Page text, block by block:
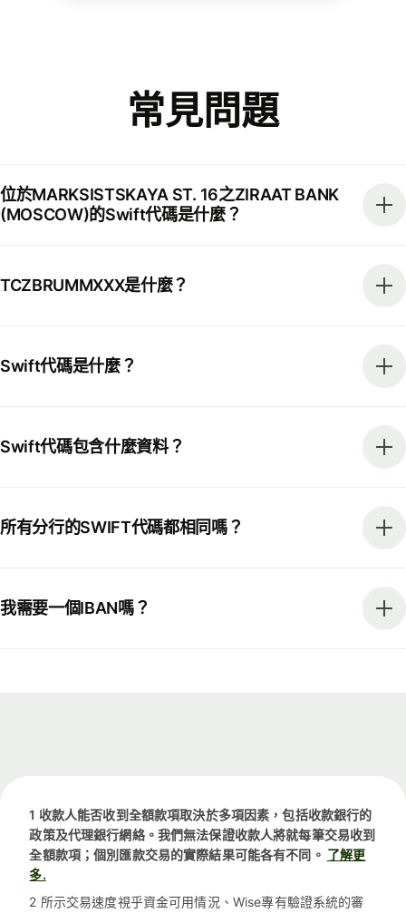
常見問題
位於MARKSISTSKAYA ST. 16之ZIRAAT BANK
(MOSCOW)的Swift代碼是什麼？
TCZBRUMMXXX是什麼？
Swift代碼是什麼？
Swift代碼包含什麼資料？
所有分行的SWIFT代碼都相同嗎？
我需要一個IBAN嗎？
1 收款人能否收到全額款項取決於多項因素，包括收款銀行的
政策及代理銀行網絡。我們無法保證收款人將就每筆交易收到
全額款項；個別匯款交易的實際結果可能各有不同。 了解更
多.
2 所示交易速度視乎資金可用情況、Wise專有驗證系統的審